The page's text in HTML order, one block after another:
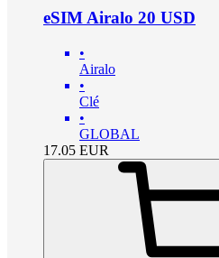
eSIM Airalo 20 USD
•
Airalo
•
Clé
•
GLOBAL
17.05 EUR